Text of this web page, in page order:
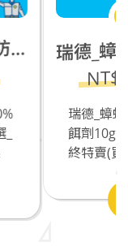
瑞
NT$ 2000
瑞德_蟑螂點藥(凝膠
餌劑10g)優惠中_年
終特賣(買10盒...